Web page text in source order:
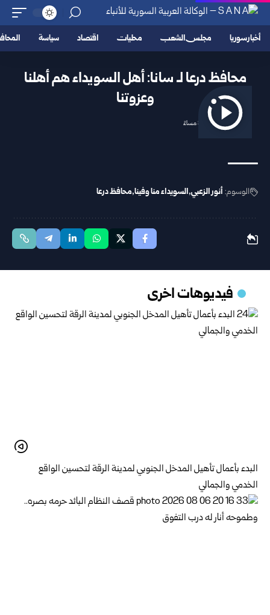
أخبار سوريا مجلس الشعب محليات اقتصاد سياسة
محافظ درعا لـ سانا: أهل السويداء هم أهلنا
وعزوتنا
2025/10/12 9:42 مساءً
الوسوم: أنور الزعبي السويداء منا وفينا محافظ درعا
فيديوهات اخرى
البدء بأعمال تأهيل المدخل الجنوبي لمدينة الرقة لتحسين الواقع
الخدمي والجمالي